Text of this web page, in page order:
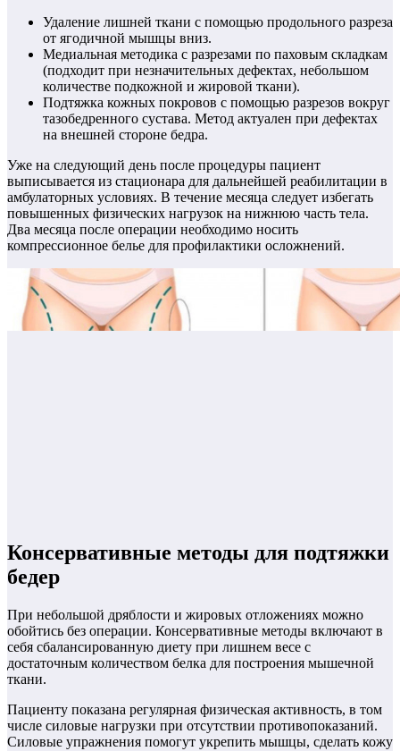
Удаление лишней ткани с помощью продольного разреза
от ягодичной мышцы вниз.
Медиальная методика с разрезами по паховым складкам
(подходит при незначительных дефектах, небольшом
количестве подкожной и жировой ткани).
Подтяжка кожных покровов с помощью разрезов вокруг
тазобедренного сустава. Метод актуален при дефектах
на внешней стороне бедра.
Уже на следующий день после процедуры пациент
выписывается из стационара для дальнейшей реабилитации в
амбулаторных условиях. В течение месяца следует избегать
повышенных физических нагрузок на нижнюю часть тела.
Два месяца после операции необходимо носить
компрессионное белье для профилактики осложнений.
Консервативные методы для подтяжки
бедер
При небольшой дряблости и жировых отложениях можно
обойтись без операции. Консервативные методы включают в
себя сбалансированную диету при лишнем весе с
достаточным количеством белка для построения мышечной
ткани.
Пациенту показана регулярная физическая активность, в том
числе силовые нагрузки при отсутствии противопоказаний.
Силовые упражнения помогут укрепить мышцы, сделать кожу